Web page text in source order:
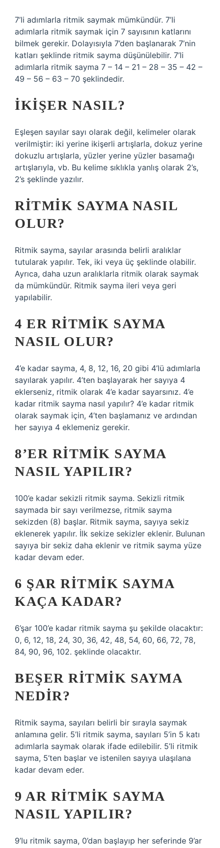
7’li adımlarla ritmik saymak mümkündür. 7’li
adımlarla ritmik saymak için 7 sayısının katlarını
bilmek gerekir. Dolayısıyla 7’den başlanarak 7’nin
katları şeklinde ritmik sayma düşünülebilir. 7’li
adımlarla ritmik sayma 7 – 14 – 21 – 28 – 35 – 42 –
49 – 56 – 63 – 70 şeklindedir.
İKIŞER NASIL?
Eşleşen sayılar sayı olarak değil, kelimeler olarak
verilmiştir: iki yerine ikişerli artışlarla, dokuz yerine
dokuzlu artışlarla, yüzler yerine yüzler basamağı
artışlarıyla, vb. Bu kelime sıklıkla yanlış olarak 2’s,
2’s şeklinde yazılır.
RITMIK SAYMA NASIL
OLUR?
Ritmik sayma, sayılar arasında belirli aralıklar
tutularak yapılır. Tek, iki veya üç şeklinde olabilir.
Ayrıca, daha uzun aralıklarla ritmik olarak saymak
da mümkündür. Ritmik sayma ileri veya geri
yapılabilir.
4 ER RITMIK SAYMA
NASIL OLUR?
4’e kadar sayma, 4, 8, 12, 16, 20 gibi 4’lü adımlarla
sayılarak yapılır. 4’ten başlayarak her sayıya 4
eklerseniz, ritmik olarak 4’e kadar sayarsınız. 4’e
kadar ritmik sayma nasıl yapılır? 4’e kadar ritmik
olarak saymak için, 4’ten başlamanız ve ardından
her sayıya 4 eklemeniz gerekir.
8’ER RITMIK SAYMA
NASIL YAPILIR?
100’e kadar sekizli ritmik sayma. Sekizli ritmik
saymada bir sayı verilmezse, ritmik sayma
sekizden (8) başlar. Ritmik sayma, sayıya sekiz
eklenerek yapılır. İlk sekize sekizler eklenir. Bulunan
sayıya bir sekiz daha eklenir ve ritmik sayma yüze
kadar devam eder.
6 ŞAR RITMIK SAYMA
KAÇA KADAR?
6’şar 100’e kadar ritmik sayma şu şekilde olacaktır:
0, 6, 12, 18, 24, 30, 36, 42, 48, 54, 60, 66, 72, 78,
84, 90, 96, 102. şeklinde olacaktır.
BEŞER RITMIK SAYMA
NEDIR?
Ritmik sayma, sayıları belirli bir sırayla saymak
anlamına gelir. 5’li ritmik sayma, sayıları 5’in 5 katı
adımlarla saymak olarak ifade edilebilir. 5’li ritmik
sayma, 5’ten başlar ve istenilen sayıya ulaşılana
kadar devam eder.
9 AR RITMIK SAYMA
NASIL YAPILIR?
9’lu ritmik sayma, 0’dan başlayıp her seferinde 9’ar